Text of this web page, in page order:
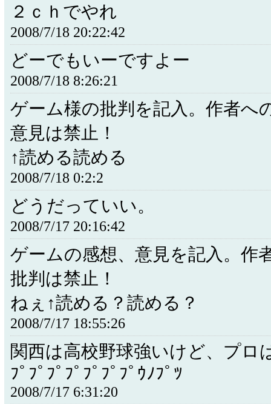
２ｃｈでやれ
2008/7/18 20:22:42
どーでもいーですよー
2008/7/18 8:26:21
ゲーム様の批判を記入。作者へ
意見は禁止！
↑読める読める
2008/7/18 0:2:2
どうだっていい。
2008/7/17 20:16:42
ゲームの感想、意見を記入。作
批判は禁止！
ねぇ↑読める？読める？
2008/7/17 18:55:26
関西は高校野球強いけど、プロ
ﾌﾟﾌﾟﾌﾟﾌﾟﾌﾟﾌﾟﾌﾟｳﾉﾌﾟﾂ
2008/7/17 6:31:20